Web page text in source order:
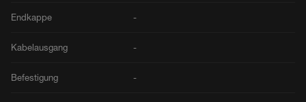
Endkappe -
Kabelausgang -
Befestigung -